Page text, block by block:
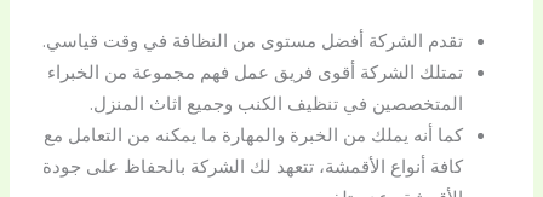
تقدم الشركة أفضل مستوى من النظافة في وقت قياسي.
تمتلك الشركة أقوى فريق عمل فهم مجموعة من الخبراء
المتخصصين في تنظيف الكنب وجميع اثاث المنزل.
كما أنه يملك من الخبرة والمهارة ما يمكنه من التعامل مع
كافة أنواع الأقمشة، تتعهد لك الشركة بالحفاظ على جودة